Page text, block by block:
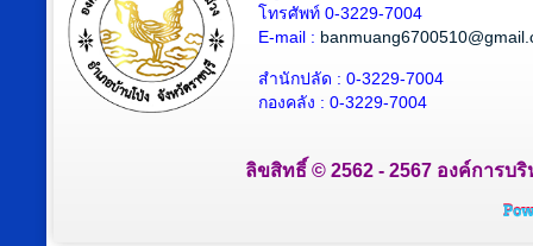
โทรศัพท์ 0-3229-7004
E-mail :
สำนักปลัด : 0-3229-7004
กองคลัง : 0-3229-7004
ลิขสิทธิ์ © 2562 - 2567 องค์การบ